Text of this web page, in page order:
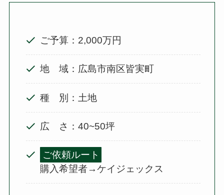
ご予算：2,000万円
地 域：広島市南区皆実町
種 別：土地
広 さ：40~50坪
ご依頼ルート
購入希望者→ケイジェックス